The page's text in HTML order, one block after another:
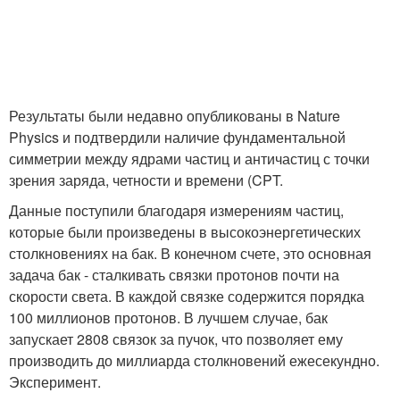
Результаты были недавно опубликованы в Nature
Physics и подтвердили наличие фундаментальной
симметрии между ядрами частиц и античастиц с точки
зрения заряда, четности и времени (CPT.
Данные поступили благодаря измерениям частиц,
которые были произведены в высокоэнергетических
столкновениях на бак. В конечном счете, это основная
задача бак - сталкивать связки протонов почти на
скорости света. В каждой связке содержится порядка
100 миллионов протонов. В лучшем случае, бак
запускает 2808 связок за пучок, что позволяет ему
производить до миллиарда столкновений ежесекундно.
Эксперимент.